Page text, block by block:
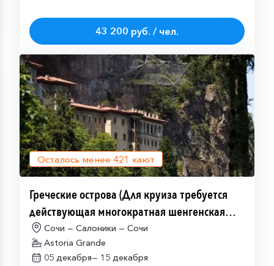
43 200 руб. / чел.
Осталось менее 421 кают
Греческие острова (Для круиза требуется
действующая многократная шенгенская
виза)Сочи — Салоники — Сочи
Astoria Grande
05 декабря— 15 декабря